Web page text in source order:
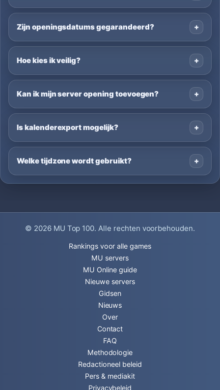
Zijn openingsdatums gegarandeerd?
Hoe kies ik veilig?
Kan ik mijn server opening toevoegen?
Is kalenderexport mogelijk?
Welke tijdzone wordt gebruikt?
© 2026 MU Top 100. Alle rechten voorbehouden.
Rankings voor alle games
MU servers
MU Online guide
Nieuwe servers
Gidsen
Nieuws
Over
Contact
FAQ
Methodologie
Redactioneel beleid
Pers & mediakit
Privacybeleid